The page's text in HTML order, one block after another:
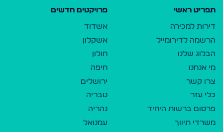
תפריט ראשי
דירות למכירה
הרשמה לדירומייל
הבלוג שלנו
מי אנחנו
צרו קשר
כלי עזר
פרסום ברשות היחיד
משרדי תיווך
פרויקטים חדשים
אשדוד
אשקלון
חולון
חיפה
ירושלים
טבריה
נהריה
עמנואל